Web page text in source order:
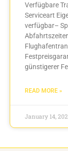
Verfügbare
Serviceart
verfügbar–
günstigerer
READ MORE »
January 14,